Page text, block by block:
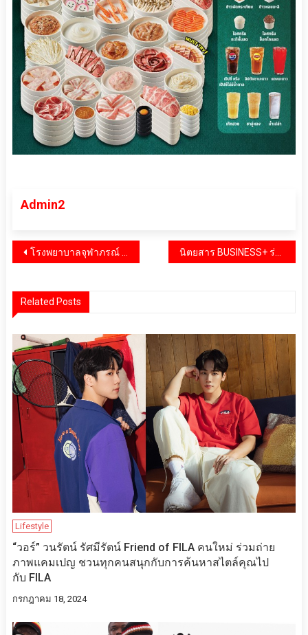
Admin2
แนะแนว
โรงพยาบาลจุฬาภรณ์ ราชวิทยาลัยจุฬาภรณ์ จัดกิจกรรมวันไตโลกปี 2568 “Are Your Kidneys OK? Detect Early, Protect Kidney Health” หมั่นดูแลไต ใส่ใจคัดกรอง ป้องกันโรคไต
Related Posts
Lifestyle
“วอร์” วนรัตน์ รัศมีรัตน์ Friend of FILA คนใหม่ ร่วมถ่าย
ภาพแคมเปญ ชวนทุกคนสนุกกับการค้นหาสไตล์คุณไป
กับ FILA
กรกฎาคม 18, 2024